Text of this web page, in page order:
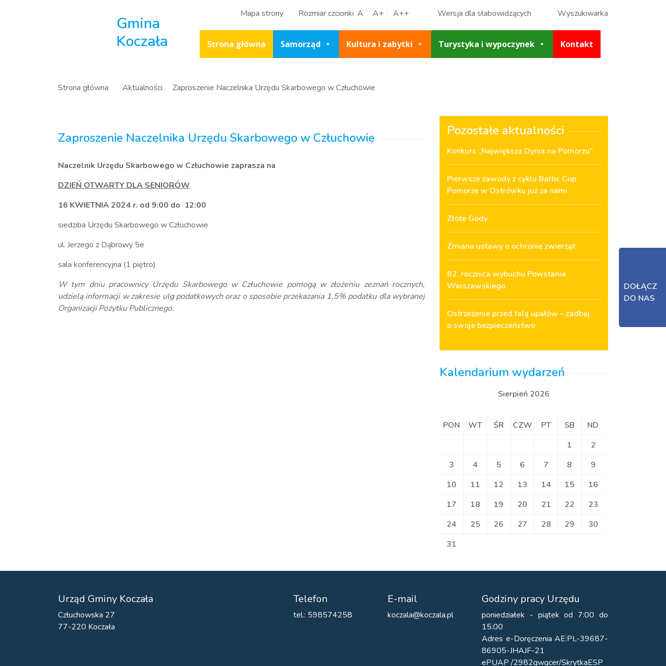
Gmina
Koczała
Mapa strony Rozmiar czcionki A A+ A++ Wersja dla słabowidzących Wyszukiwarka
Strona główna Samorząd Kultura i zabytki Turystyka i wypoczynek Kontakt
DOŁĄCZ
DO NAS
Strona główna Aktualności Zaproszenie Naczelnika Urzędu Skarbowego w Człuchowie
Zaproszenie Naczelnika Urzędu Skarbowego w Człuchowie
Naczelnik Urzędu Skarbowego w Człuchowie zaprasza na
DZIEŃ OTWARTY DLA SENIORÓW
16 KWIETNIA 2024 r. od 9:00 do 12:00
siedziba Urzędu Skarbowego w Człuchowie
ul. Jerzego z Dąbrowy 5e
sala konferencyjna (1 piętro)
W tym dniu pracownicy Urzędu Skarbowego w Człuchowie pomogą w złożeniu zeznań rocznych,
udzielą informacji w zakresie ulg podatkowych oraz o sposobie przekazania 1,5% podatku dla wybranej
Organizacji Pożytku Publicznego.
Pozostałe aktualności
Konkurs „Największa Dynia na Pomorzu”
Pierwsze zawody z cyklu Baltic Cup
Pomorze w Ostrówku już za nami
Złote Gody
Zmiana ustawy o ochronie zwierząt
82. rocznica wybuchu Powstania
Warszawskiego
Ostrzeżenie przed falą upałów – zadbaj
o swoje bezpieczeństwo
Kalendarium wydarzeń
Sierpień 2026
PON WT ŚR CZW PT SB
ND
1
2
3
4 5 6 7 8
9
10
11 12 13 14 15
16
17
18 19 20 21 22
23
24
25 26 27 28 29
30
31
Urząd Gminy Koczała
Człuchowska 27
77-220 Koczała
Telefon
tel.: 598574258
E-mail
koczala@koczala.pl
Godziny pracy Urzędu
poniedziałek - piątek od 7:00 do
15:00
Adres e-Doręczenia AE:PL-39687-
86905-JHAJF-21
ePUAP /2982gwgcer/SkrytkaESP